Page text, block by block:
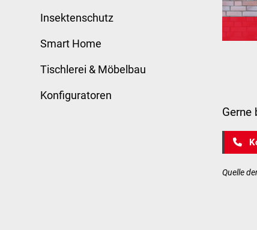
Insektenschutz
Smart Home
Tischlerei & Möbelbau
Konfiguratoren
Gerne
Quelle